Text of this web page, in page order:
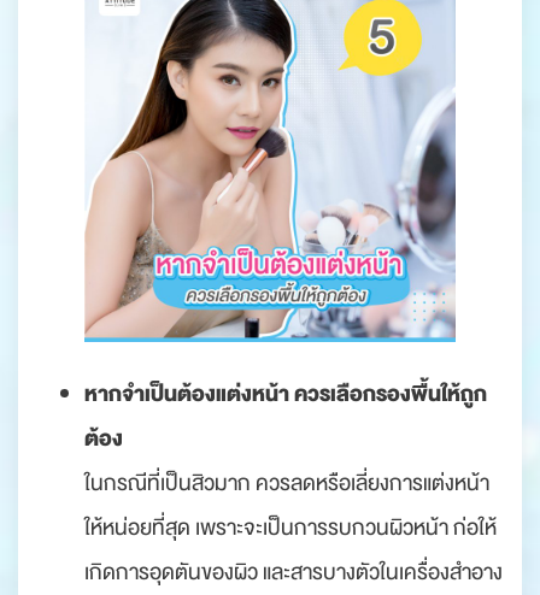
หากจำเป็นต้องแต่งหน้า ควรเลือกรองพื้นให้ถูก
ต้อง
ในกรณีที่เป็นสิวมาก ควรลดหรือเลี่ยงการแต่งหน้า
ให้หน่อยที่สุด เพราะจะเป็นการรบกวนผิวหน้า ก่อให้
เกิดการอุดตันของผิว และสารบางตัวในเครื่องสำอาง